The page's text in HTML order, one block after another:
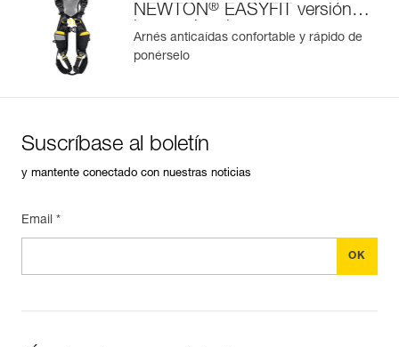
NEWTON® EASYFIT versión
internacional
Arnés anticaídas confortable y rápido de
ponérselo
Suscríbase al boletín
y mantente conectado con nuestras noticias
Email *